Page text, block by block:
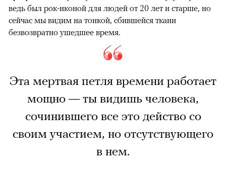
ведь был рок-иконой для людей от 20 лет и старше, но
сейчас мы видим на тонкой, сбившейся ткани
безвозвратно ушедшее время.
Эта мертвая петля времени работает
мощно — ты видишь человека,
сочинившего все это действо со
своим участием, но отсутствующего
в нем.